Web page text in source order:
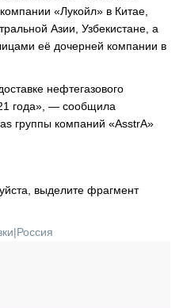
«Лукойл» в Китае,
Азии, Узбекистане, а
её дочерней компании в
нефтегазового
года», — сообщила
группы компаний «AsstrA»
выделите фрагмент
|Россия